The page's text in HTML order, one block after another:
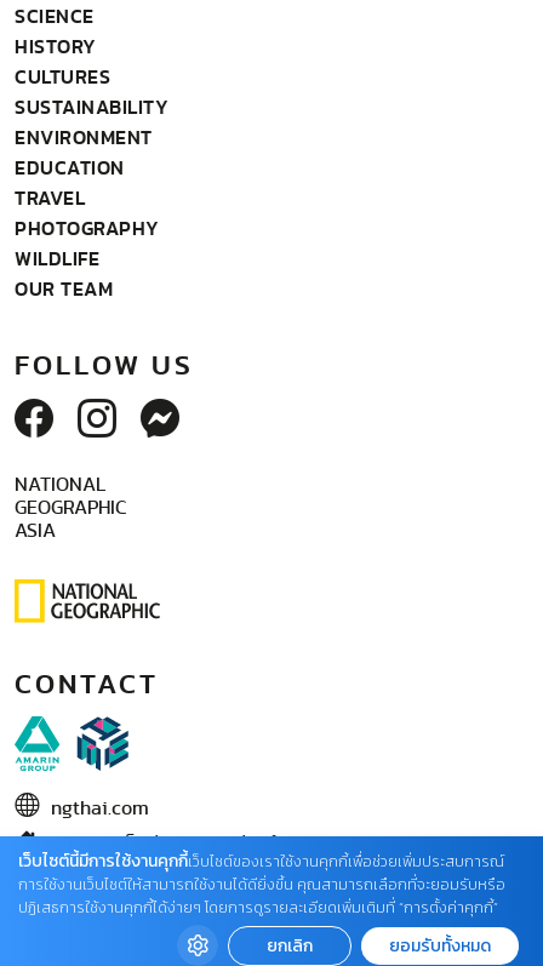
SCIENCE
HISTORY
CULTURES
SUSTAINABILITY
ENVIRONMENT
EDUCATION
TRAVEL
PHOTOGRAPHY
WILDLIFE
OUR TEAM
FOLLOW US
NATIONAL
GEOGRAPHIC
ASIA
CONTACT
ngthai.com
ในเครือ บริษัท อมรินทร์ คอร์เปอเรชั่นส์ จำกัด (มหาชน)
02 422 9999 ต่อ 4220
ติดต่อแจ้งปัญหาหรือร้องเรียน
เว็บไซต์นี้มีการใช้งานคุกกี้เว็บไซต์ของเราใช้งานคุกกี้เพื่อช่วยเพิ่มประสบการณ์
การใช้งานเว็บไซต์ให้สามารถใช้งานได้ดียิ่งขึ้น คุณสามารถเลือกที่จะยอมรับหรือ
ปฏิเสธการใช้งานคุกกี้ได้ง่ายๆ โดยการดูรายละเอียดเพิ่มเติมที่ “การตั้งค่าคุกกี้”
ยกเลิก ยอมรับทั้งหมด